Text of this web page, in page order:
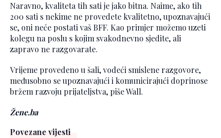
Naravno, kvaliteta tih sati je jako bitna. Naime, ako tih
200 sati s nekime ne provedete kvalitetno, upoznavajući
se, oni neće postati vaš BFF. Kao primjer možemo uzeti
kolegu na poslu s kojim svakodnevno sjedite, ali
zapravo ne razgovarate.
Vrijeme provedeno u šali, vodeći smislene razgovore,
međusobno se upoznavajući i komunicirajući doprinose
bržem razvoju prijateljstva, piše Wall.
Žene.ba
Povezane vijesti